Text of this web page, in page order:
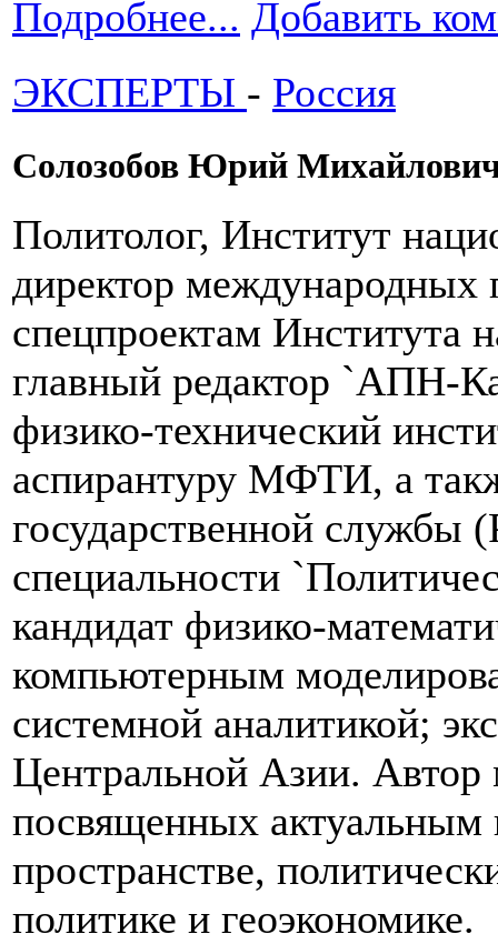
Подробнее... Добавить
ЭКСПЕРТЫ - Россия
Солозобов Юрий
Политолог, Институт
директор международных
спецпроектам Института
главный редактор `АПН-
физико-технический
аспирантуру МФТИ, а
государственной
специальности
кандидат физико-
компьютерным
системной аналитикой;
Центральной Азии. Автор
посвященных актуальным
пространстве,
политике и геоэкономике.